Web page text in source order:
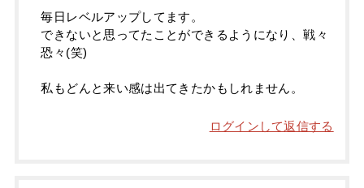
毎日レベルアップしてます。
できないと思ってたことができるようになり、戦々
恐々(笑)
私もどんと来い感は出てきたかもしれません。
ログインして返信する